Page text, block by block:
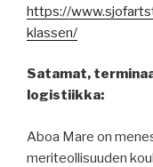
https://
klassen/
Satamat,
logistiikka:
Aboa Mare on
meriteollisuuden